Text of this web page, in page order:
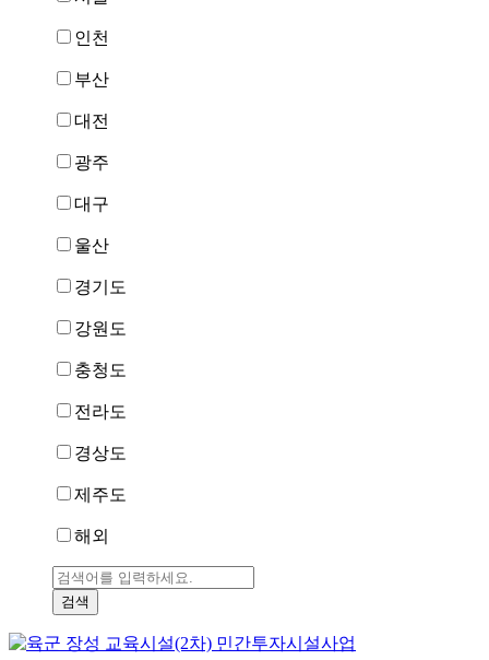
인천
부산
대전
광주
대구
울산
경기도
강원도
충청도
전라도
경상도
제주도
해외